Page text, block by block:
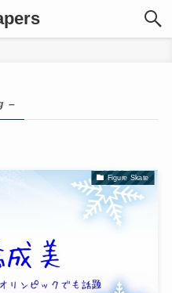
–
Figure Skate